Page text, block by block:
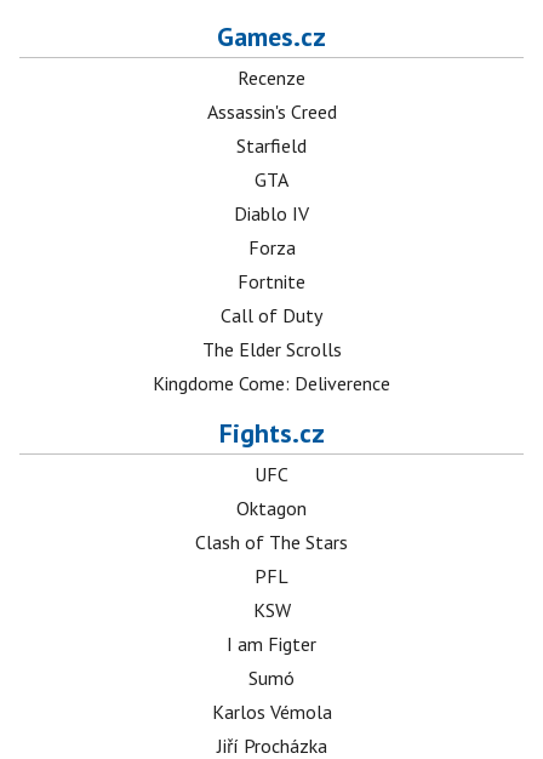
Games.cz
Recenze
Assassin's Creed
Starfield
GTA
Diablo IV
Forza
Fortnite
Call of Duty
The Elder Scrolls
Kingdome Come: Deliverence
Fights.cz
UFC
Oktagon
Clash of The Stars
PFL
KSW
I am Figter
Sumó
Karlos Vémola
Jiří Procházka